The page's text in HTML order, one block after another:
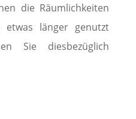
die Räumlichkeiten
länger genutzt
Sie diesbezüglich